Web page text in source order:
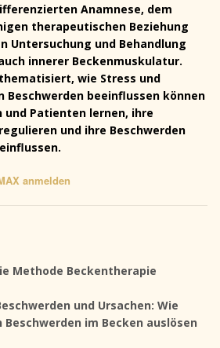
Anamnese, dem
therapeutischen Beziehung
Untersuchung und Behandlung
innerer Beckenmuskulatur.
wie Stress und
beeinflussen können
und Patienten lernen, ihre
und ihre Beschwerden
anmelden
Methode Beckentherapie
und Ursachen: Wie
Beschwerden im Becken auslösen